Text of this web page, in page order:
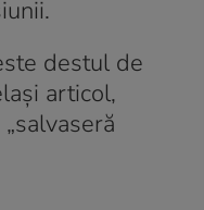
destul de
articol,